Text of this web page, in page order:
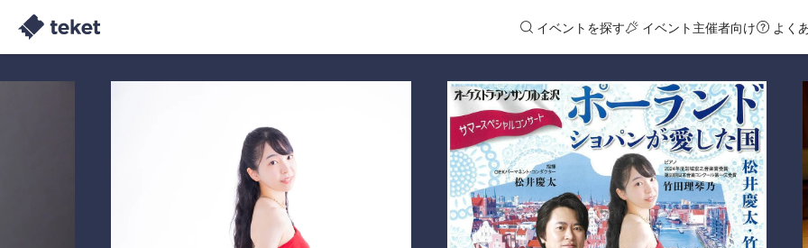
イベントを探す イベント主催者向け よく